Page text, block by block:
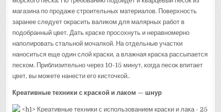
магазина по продаже строительных материалов. Поверхность
заранее следует окрасить валиком для малярных работ в
подобранный цвет. Дать краске просохнуть и неравномерно
наполировать стальной мочалкой. На отдельные участки
наноситься еще один слой краски, а влажная краска рассыпается
песком. Приблизительно через 10-15 минут, когда песок впитает
цвет, вы можете нанести его кисточкой..
Креативные техники с краской и лаком — шнур